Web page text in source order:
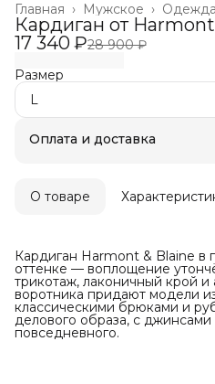
Одежда
Мужское ›
Главная ›
Кардиган от
17 340 ₽28 900 ₽
Размер
L
Оплата и доставка
Оплата после примерки
О товаре
Кардиган Harmont & Blaine в
оттенке — воплощение
трикотаж, лаконичный крой и
воротника придают модели
классическими брюками и
делового образа, с
повседневного.